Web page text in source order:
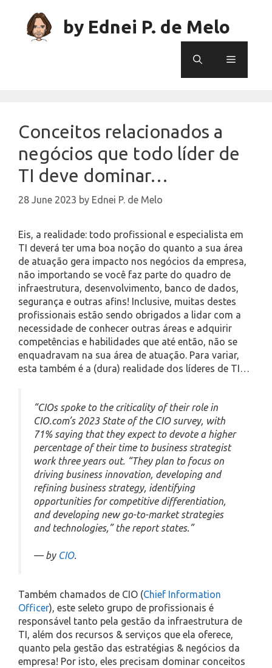
content
by Ednei P. de Melo
Menu
Conceitos relacionados a
negócios que todo líder de
TI deve dominar…
28 June 2023 by Ednei P. de Melo
Eis, a realidade: todo profissional e especialista em
TI deverá ter uma boa noção do quanto a sua área
de atuação gera impacto nos negócios da empresa,
não importando se você faz parte do quadro de
infraestrutura, desenvolvimento, banco de dados,
segurança e outras afins! Inclusive, muitas destes
profissionais estão sendo obrigados a lidar com a
necessidade de conhecer outras áreas e adquirir
competências e habilidades que até então, não se
enquadravam na sua área de atuação. Para variar,
esta também é a (dura) realidade dos líderes de TI…
“CIOs spoke to the criticality of their role in
CIO.com’s 2023 State of the CIO survey, with
71% saying that they expect to devote a higher
percentage of their time to business strategist
work three years out. “They plan to focus on
driving business innovation, developing and
refining business strategy, identifying
opportunities for competitive differentiation,
and developing new go-to-market strategies
and technologies,” the report states.”
— by CIO.
Também chamados de CIO (Chief Information
Officer), este seleto grupo de profissionais é
responsável tanto pela gestão da infraestrutura de
TI, além dos recursos & serviços que ela oferece,
quanto pela gestão das estratégias & negócios da
empresa! Por isto, eles precisam dominar conceitos